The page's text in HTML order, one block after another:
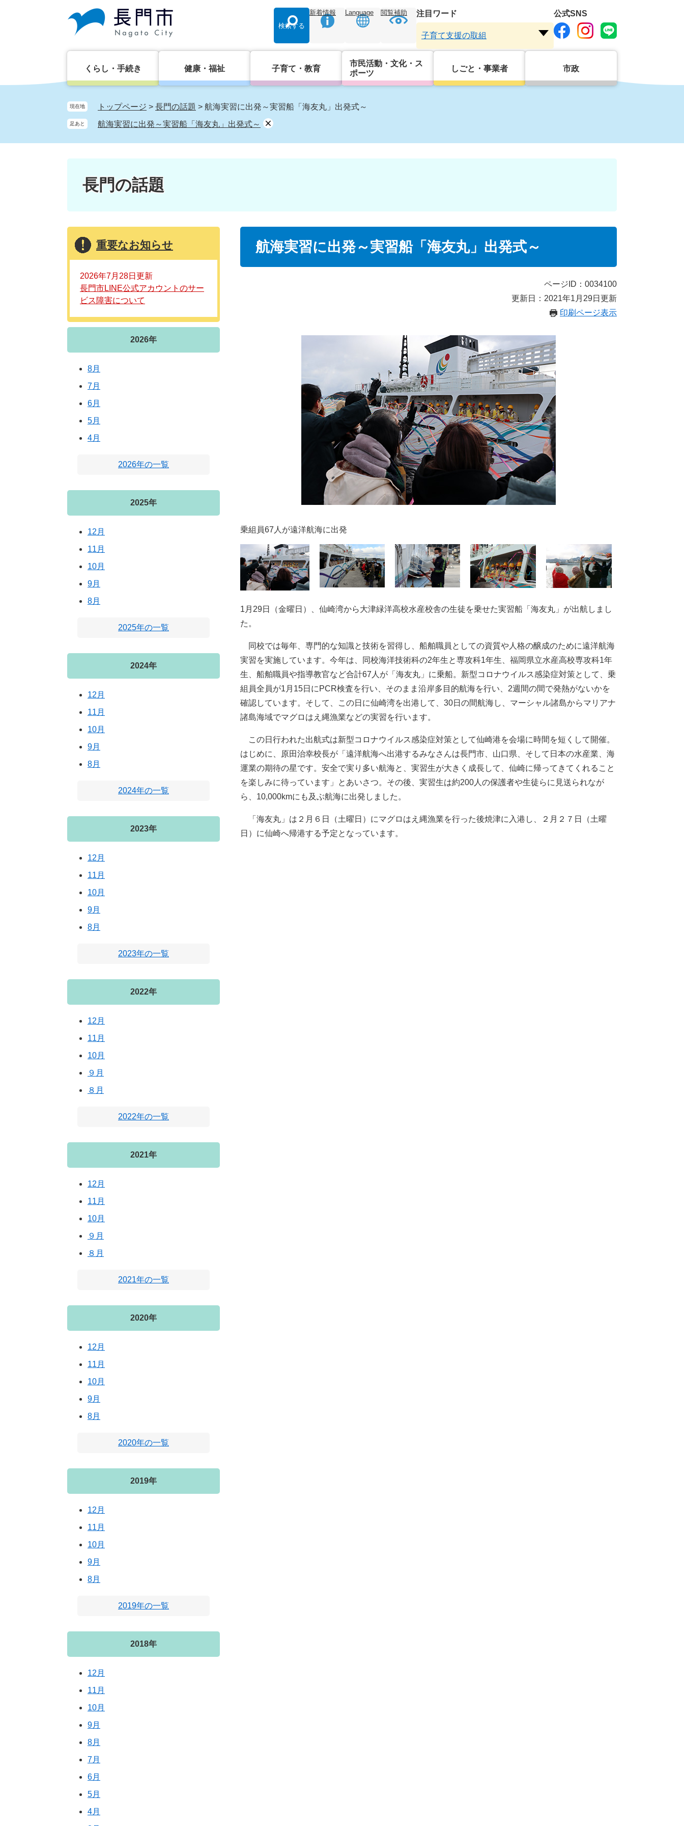
検索する
新着情報 Language 閲覧補助 注目ワード
ー
子育て支援の取組
公式SNS
くらし・手続き 健康・福祉 子育て・教育
市民活動・文化・ス
ポーツ
しごと・事業者 市政
現在地 トップページ > 長門の話題 > 航海実習に出発～実習船「海友丸」出発式～
足あと 航海実習に出発～実習船「海友丸」出発式～
長門の話題
航海実習に出発～実習船「海友丸」出発式～
ページID：0034100
更新日：2021年1月29日更新
印刷ページ表示
乗組員67人が遠洋航海に出発
1月29日（金曜日）、仙崎湾から大津緑洋高校水産校舎の生徒を乗せた実習船「海友丸」が出航しまし
た。
同校では毎年、専門的な知識と技術を習得し、船舶職員としての資質や人格の醸成のために遠洋航海
実習を実施しています。今年は、同校海洋技術科の2年生と専攻科1年生、福岡県立水産高校専攻科1年
生、船舶職員や指導教官など合計67人が「海友丸」に乗船。新型コロナウイルス感染症対策として、乗
組員全員が1月15日にPCR検査を行い、そのまま沿岸多目的航海を行い、2週間の間で発熱がないかを
確認しています。そして、この日に仙崎湾を出港して、30日の間航海し、マーシャル諸島からマリアナ
諸島海域でマグロはえ縄漁業などの実習を行います。
この日行われた出航式は新型コロナウイルス感染症対策として仙崎港を会場に時間を短くして開催。
はじめに、原田治幸校長が「遠洋航海へ出港するみなさんは長門市、山口県、そして日本の水産業、海
運業の期待の星です。安全で実り多い航海と、実習生が大きく成長して、仙崎に帰ってきてくれること
を楽しみに待っています」とあいさつ。その後、実習生は約200人の保護者や生徒らに見送られなが
ら、10,000kmにも及ぶ航海に出発しました。
「海友丸」は２月６日（土曜日）にマグロはえ縄漁業を行った後焼津に入港し、２月２７日（土曜
日）に仙崎へ帰港する予定となっています。
重要なお知らせ
2026年7月28日更新
長門市LINE公式アカウントのサー
ビス障害について
2026年
8月
7月
6月
5月
4月
2026年の一覧
2025年
12月
11月
10月
9月
8月
2025年の一覧
2024年
12月
11月
10月
9月
8月
2024年の一覧
2023年
12月
11月
10月
9月
8月
2023年の一覧
2022年
12月
11月
10月
９月
８月
2022年の一覧
2021年
12月
11月
10月
９月
８月
2021年の一覧
2020年
12月
11月
10月
9月
8月
2020年の一覧
2019年
12月
11月
10月
9月
8月
2019年の一覧
2018年
12月
11月
10月
9月
8月
7月
6月
5月
4月